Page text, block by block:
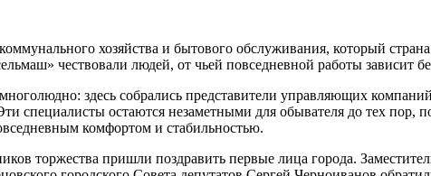
хозяйства и бытового обслуживания, который
чествовали людей, от чьей повседневной работы зависит
здесь собрались представители управляющих
специалисты остаются незаметными для обывателя до тех пор,
комфортом и стабильностью.
торжества пришли поздравить первые лица города.